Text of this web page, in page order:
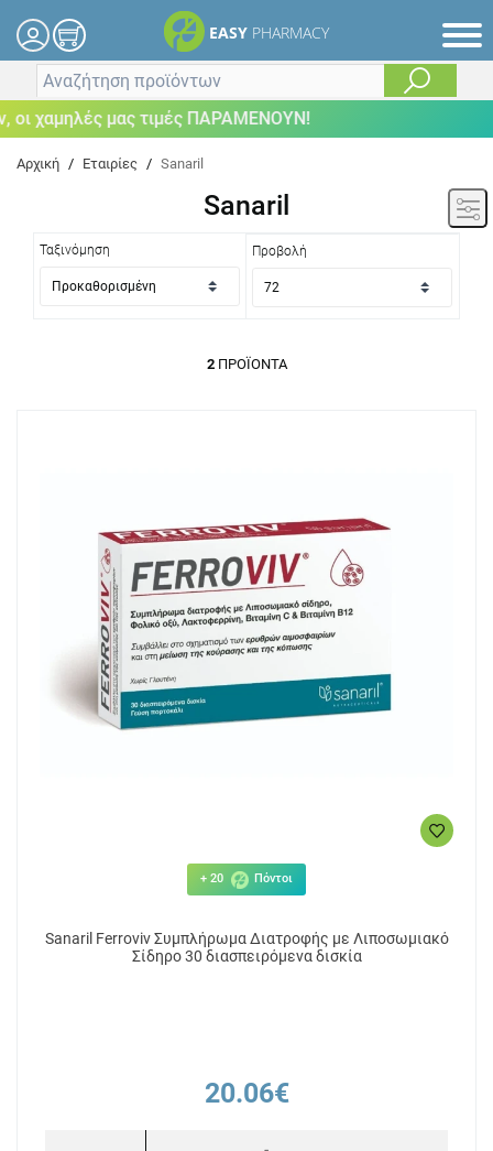
EASY PHARMACY
χαμηλές μας τιμές ΠΑΡΑΜΕΝΟΥΝ!
Αρχική / Εταιρίες / Sanaril
Sanaril
Ταξινόμηση Προβολή
2ΠΡΟΪΌΝΤΑ
+ 20 Πόντοι
Sanaril Ferroviv Συμπλήρωμα Διατροφής με Λιποσωμιακό
Σίδηρο 30 διασπειρόμενα δισκία
20.06€